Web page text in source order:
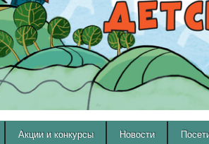
Акции и конкурсы Новости